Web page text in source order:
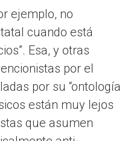
ejemplo, no
cuando está
Esa, y otras
por el
por su “ontología
están muy lejos
que asumen